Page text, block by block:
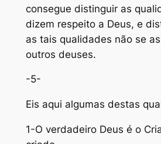
consegue distinguir as
dizem respeito a Deus, e
as tais qualidades não se
outros deuses.
-5-
Eis aqui algumas destas
1-O verdadeiro Deus é o